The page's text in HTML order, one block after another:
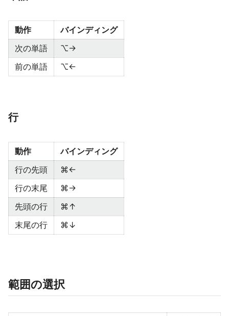
動作
バインディング
次の単語
⌥→
前の単語
⌥←
行
動作
バインディング
行の先頭
⌘←
行の末尾
⌘→
先頭の行
⌘↑
末尾の行
⌘↓
範囲の選択